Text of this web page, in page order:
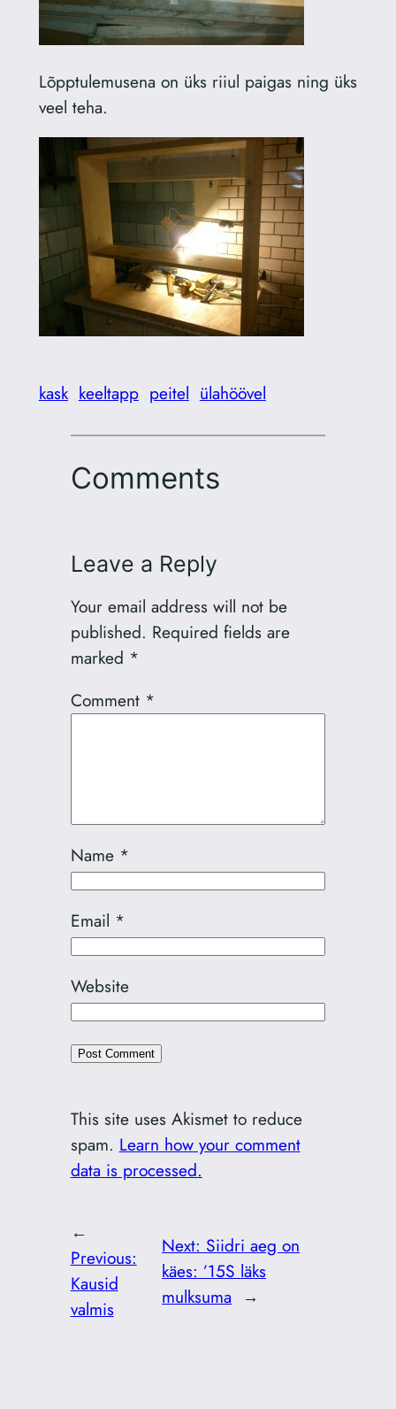
Lõpptulemusena on üks riiul paigas ning üks
veel teha.
kask keeltapp peitel ülahöövel
Comments
Leave a Reply
Your email address will not be
published. Required fields are
marked *
Comment *
Name *
Email *
Website
This site uses Akismet to reduce
spam. Learn how your comment
data is processed.
←
Previous:
Kausid
valmis
Next: Siidri aeg on
käes: ’15S läks
mulksuma →